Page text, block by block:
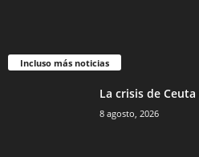
Incluso más noticias
La crisis de Ceuta
8 agosto, 2026